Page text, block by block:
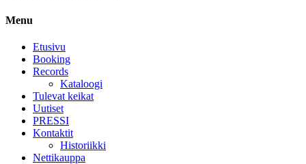
Menu
Etusivu
Booking
Records
Kataloogi
Tulevat keikat
Uutiset
PRESSI
Kontaktit
Historiikki
Nettikauppa